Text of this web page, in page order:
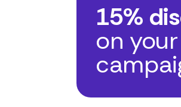
15%
on